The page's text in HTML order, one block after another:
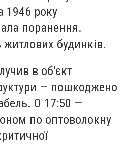
1946 року
поранення.
будинків.
в об'єкт
— пошкоджено
О 17:50 —
по оптоволокну